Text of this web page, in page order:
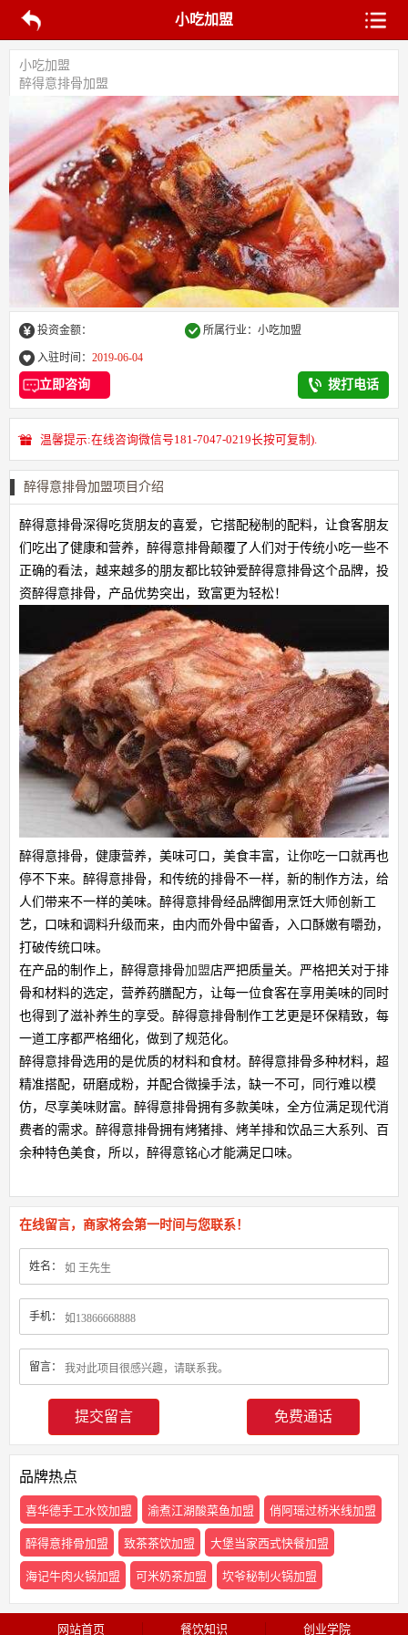
小吃加盟
小吃加盟
醉得意排骨加盟
投资金额： 所属行业：小吃加盟
入驻时间： 2019-06-04
立即咨询 拨打电话
温馨提示:在线咨询微信号181-7047-0219长按可复制).
醉得意排骨加盟项目介绍
醉得意排骨深得吃货朋友的喜爱，它搭配秘制的配料，让食客朋友
们吃出了健康和营养，醉得意排骨颠覆了人们对于传统小吃一些不
正确的看法，越来越多的朋友都比较钟爱醉得意排骨这个品牌，投
资醉得意排骨，产品优势突出，致富更为轻松！
醉得意排骨，健康营养，美味可口，美食丰富，让你吃一口就再也
停不下来。醉得意排骨，和传统的排骨不一样，新的制作方法，给
人们带来不一样的美味。醉得意排骨经品牌御用烹饪大师创新工
艺，口味和调料升级而来，由内而外骨中留香，入口酥嫩有嚼劲，
打破传统口味。
在产品的制作上，醉得意排骨加盟店严把质量关。严格把关对于排
骨和材料的选定，营养药膳配方，让每一位食客在享用美味的同时
也得到了滋补养生的享受。醉得意排骨制作工艺更是环保精致，每
一道工序都严格细化，做到了规范化。
醉得意排骨选用的是优质的材料和食材。醉得意排骨多种材料，超
精准搭配，研磨成粉，并配合微操手法，缺一不可，同行难以模
仿，尽享美味财富。醉得意排骨拥有多款美味，全方位满足现代消
费者的需求。醉得意排骨拥有烤猪排、烤羊排和饮品三大系列、百
余种特色美食，所以，醉得意铭心才能满足口味。
在线留言，商家将会第一时间与您联系！
姓名：
手机：
留言：
免费通话
品牌热点
喜华德手工水饺加盟 渝煮江湖酸菜鱼加盟 俏阿瑶过桥米线加盟
醉得意排骨加盟 致茶茶饮加盟 大堡当家西式快餐加盟
海记牛肉火锅加盟 可米奶茶加盟 坎爷秘制火锅加盟
网站首页 餐饮知识 创业学院